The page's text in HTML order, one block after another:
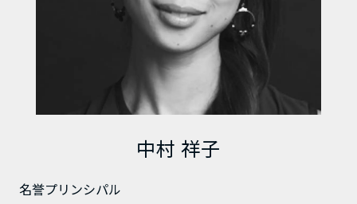
中村 祥子
名誉プリンシパル